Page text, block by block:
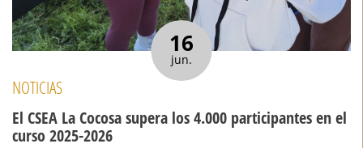
16
jun.
NOTICIAS
El CSEA La Cocosa supera los 4.000 participantes en el
curso 2025-2026